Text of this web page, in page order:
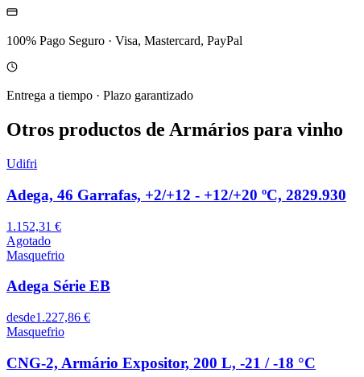
100% Pago Seguro · Visa, Mastercard, PayPal
Entrega a tiempo · Plazo garantizado
Otros productos de Armários para vinho
Udifri
Adega, 46 Garrafas, +2/+12 - +12/+20 ºC, 2829.930
1.152,31 €
Agotado
Masquefrio
Adega Série EB
desde1.227,86 €
Masquefrio
CNG-2, Armário Expositor, 200 L, -21 / -18 °C